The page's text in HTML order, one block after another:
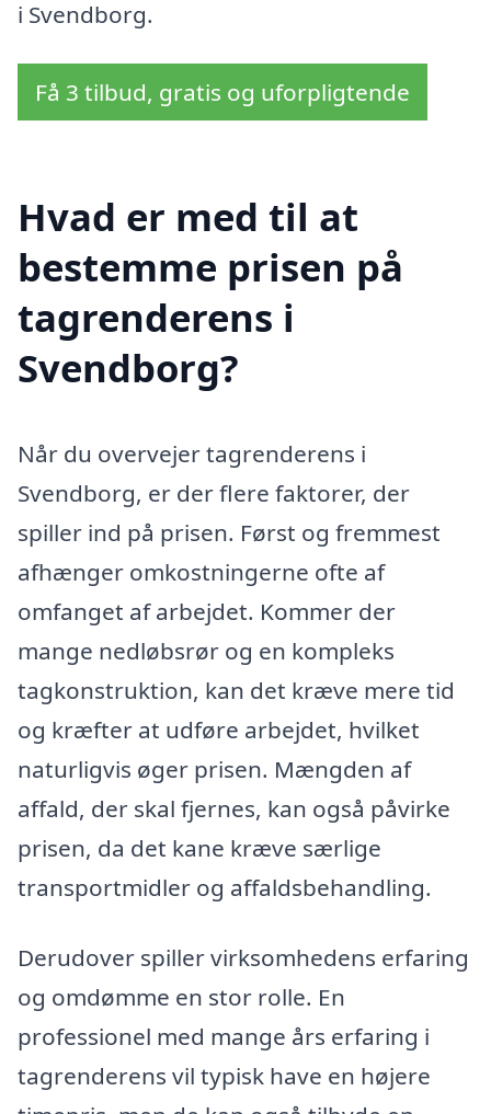
i Svendborg.
Få 3 tilbud, gratis og uforpligtende
Hvad er med til at
bestemme prisen på
tagrenderens i
Svendborg?
Når du overvejer tagrenderens i
Svendborg, er der flere faktorer, der
spiller ind på prisen. Først og fremmest
afhænger omkostningerne ofte af
omfanget af arbejdet. Kommer der
mange nedløbsrør og en kompleks
tagkonstruktion, kan det kræve mere tid
og kræfter at udføre arbejdet, hvilket
naturligvis øger prisen. Mængden af
affald, der skal fjernes, kan også påvirke
prisen, da det kane kræve særlige
transportmidler og affaldsbehandling.
Derudover spiller virksomhedens erfaring
og omdømme en stor rolle. En
professionel med mange års erfaring i
tagrenderens vil typisk have en højere